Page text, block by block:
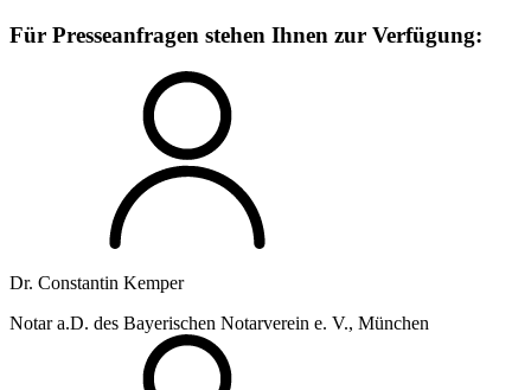
Für Presseanfragen stehen Ihnen zur Verfügung:
Dr. Constantin Kemper
Notar a.D. des Bayerischen Notarverein e. V., München